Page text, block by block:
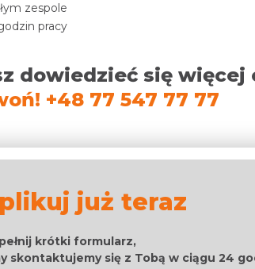
zespole
pracy
dowiedzieć się więcej
+48 77 547 77 77
już teraz
krótki formularz,
skontaktujemy się z Tobą w ciągu 24